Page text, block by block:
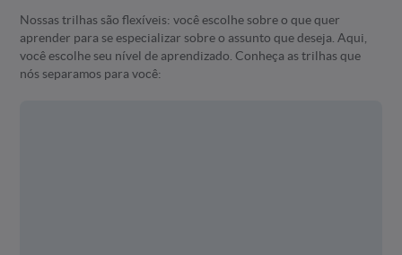
Nossas trilhas são flexíveis: você escolhe sobre o que quer
aprender para se especializar sobre o assunto que deseja. Aqui,
você escolhe seu nível de aprendizado. Conheça as trilhas que
nós separamos para você: